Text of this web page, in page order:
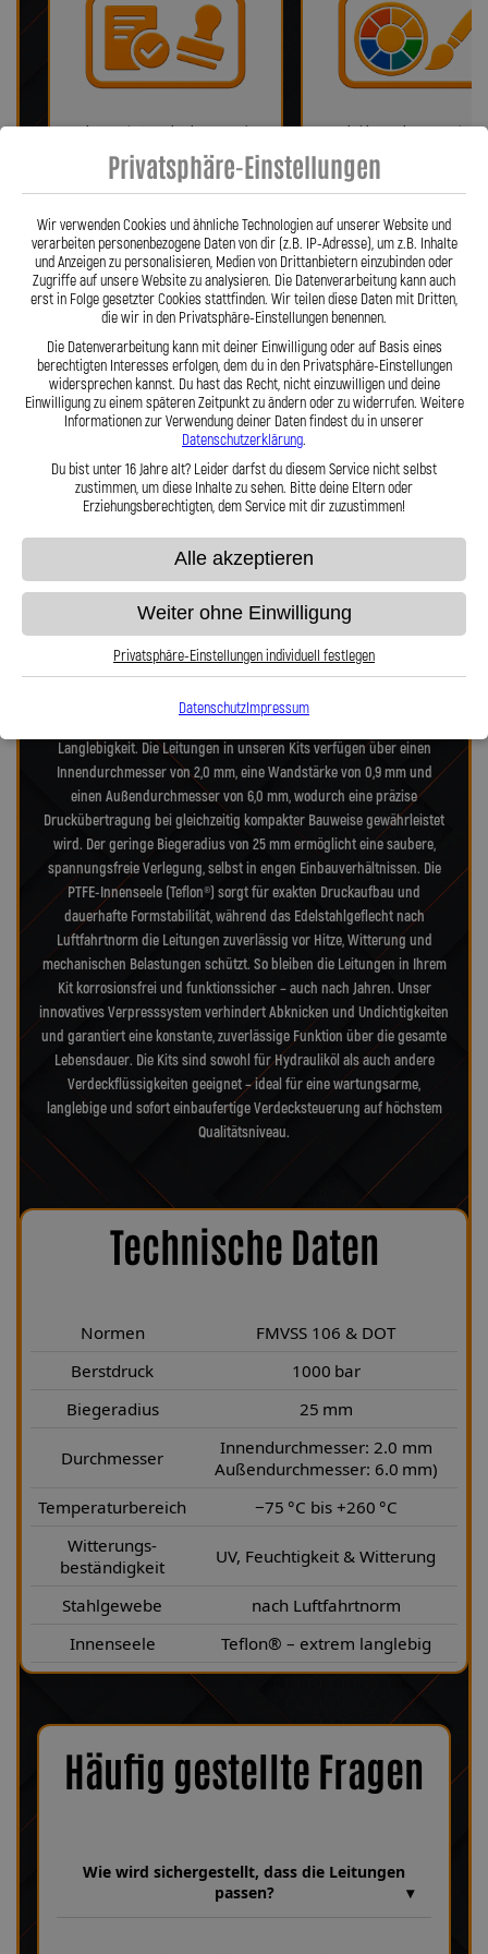
Bei uns erhalten Sie eine ABE oder
ein Teilegutachten (falls
notwendig)!
Wir bieten eine Auswahl
verschiedenen Farben!
Fragen? Unser Team ist täglich per
Telefon oder Mail für Sie da.
Einfache Montage dank
und 360° verdrehbarer
Präzision in Zahlen: Unsere technischen
Highlights
Unsere Stahlflex-Verdeckleitungs-Kits für Saab 9-3 YS3D 9-3 Cabriolet
2.0 Turbo wurden speziell für die hohen Anforderungen moderner-
und alter-Verdecksysteme entwickelt. Jedes Kit vereint Technik nach
Luftfahrtnorm, hochfeste Edelstahlanschlüsse und deutsche
Langlebigkeit. Die Leitungen in unseren Kits verfügen über einen
Innendurchmesser von 2,0 mm, eine Wandstärke von 0,9 mm und
einen Außendurchmesser von 6,0 mm, wodurch eine präzise
Druckübertragung bei gleichzeitig kompakter Bauweise gewährleistet
wird. Der geringe Biegeradius von 25 mm ermöglicht eine saubere,
spannungsfreie Verlegung, selbst in engen Einbauverhältnissen. Die
PTFE-Innenseele (Teflon®) sorgt für exakten Druckaufbau und
dauerhafte Formstabilität, während das Edelstahlgeflecht nach
Luftfahrtnorm die Leitungen zuverlässig vor Hitze, Witterung und
mechanischen Belastungen schützt. So bleiben die Leitungen in Ihrem
Kit korrosionsfrei und funktionssicher – auch nach Jahren. Unser
innovatives Verpresssystem verhindert Abknicken und Undichtigkeiten
und garantiert eine konstante, zuverlässige Funktion über die gesamte
Lebensdauer. Die Kits sind sowohl für Hydrauliköl als auch andere
Verdeckflüssigkeiten geeignet – ideal für eine wartungsarme,
langlebige und sofort einbaufertige Verdecksteuerung auf höchstem
Qualitätsniveau.
Technische Daten
Normen
FMVSS 106 & DOT
Berstdruck
1000 bar
Biegeradius
25 mm
Durchmesser
Innendurchmesser: 2.0 mm
Außendurchmesser: 6.0 mm)
Temperaturbereich
−75 °C bis +260 °C
Witterungs-
beständigkeit
UV, Feuchtigkeit & Witterung
Stahlgewebe
nach Luftfahrtnorm
Innenseele
Teflon® – extrem langlebig
Häufig gestellte Fragen
Wie wird sichergestellt, dass die Leitungen
passen?
Privatsphäre-Einstellungen
Wir verwenden Cookies und ähnliche Technologien auf unserer Website und
verarbeiten personenbezogene Daten von dir (z.B. IP-Adresse), um z.B. Inhalte
und Anzeigen zu personalisieren, Medien von Drittanbietern einzubinden oder
Zugriffe auf unsere Website zu analysieren. Die Datenverarbeitung kann auch
erst in Folge gesetzter Cookies stattfinden. Wir teilen diese Daten mit Dritten,
die wir in den Privatsphäre-Einstellungen benennen.
Die Datenverarbeitung kann mit deiner Einwilligung oder auf Basis eines
berechtigten Interesses erfolgen, dem du in den Privatsphäre-Einstellungen
widersprechen kannst. Du hast das Recht, nicht einzuwilligen und deine
Einwilligung zu einem späteren Zeitpunkt zu ändern oder zu widerrufen. Weitere
Informationen zur Verwendung deiner Daten findest du in unserer
Datenschutzerklärung.
Du bist unter 16 Jahre alt? Leider darfst du diesem Service nicht selbst
zustimmen, um diese Inhalte zu sehen. Bitte deine Eltern oder
Erziehungsberechtigten, dem Service mit dir zuzustimmen!
Alle akzeptieren
Weiter ohne Einwilligung
Privatsphäre-Einstellungen individuell festlegen
DatenschutzImpressum